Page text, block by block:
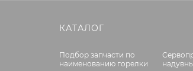
КАТАЛОГ
Подбор запчасти по
наименованию горелки